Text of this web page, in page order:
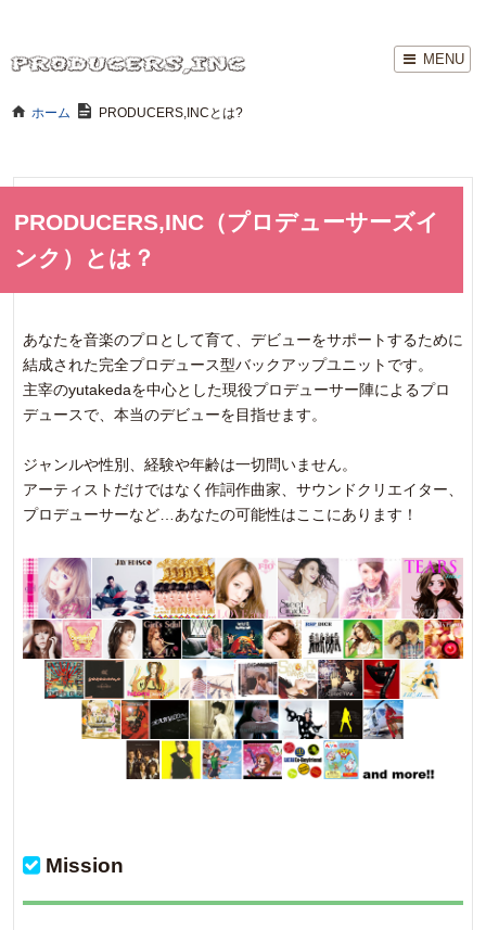
T
o
i
a
t
MENU
ホーム » PRODUCERS,INCとは?
PRODUCERS,INC（プロデューサーズイ
ンク）とは？
あなたを音楽のプロとして育て、デビューをサポートするために
結成された完全プロデュース型バックアップユニットです。
主宰のyutakedaを中心とした現役プロデューサー陣によるプロ
デュースで、本当のデビューを目指せます。
ジャンルや性別、経験や年齢は一切問いません。
アーティストだけではなく作詞作曲家、サウンドクリエイター、
プロデューサーなど…あなたの可能性はここにあります！
Mission